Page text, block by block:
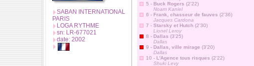
SABAN INTERNATIONAL
PARIS
LOGA RYTHME
sn: LR-677021
date: 2002
5 - Buck Rogers (2'22)
Noam Kaniel
6 - Frank, chasseur de fauves (2'36)
Jacques Cardona
7 - Starsky et Hutch (2'30)
Lionel Leroy
8 - Dallas (3'25)
Dallas
9 - Dallas, ville mirage (3'20)
Dallas
10 - L'Agence tous risques (2'22)
Shuki Levy